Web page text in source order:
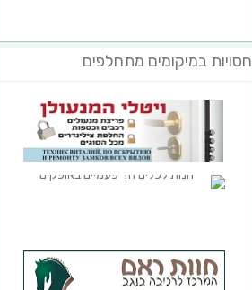
חסויות במיקומים מתחלפים